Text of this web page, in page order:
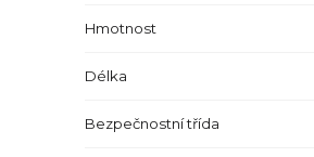
Hmotnost
Délka
Bezpečnostní třída